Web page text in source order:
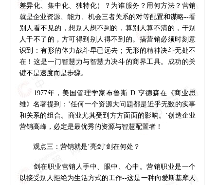
差异化、集中化、独特化）？为谁服务？用何方法？营销
就是企业资源、能力、机会三者关系的对等配置和谋略--看
别人看不见的，想别人想不到的，算别人算不清的，干别
人干不了的，方可得到别人得不到的。搞营销必须时刻意
识到：有形的体力战斗早已远去；无形的精神决斗无处不
在！这是一门智慧力与智慧力决斗的商界工具。成功的关
键不是速度而是步骤。
1977年，美国管理学家布鲁斯·D·亨德森在《商业思
维》名著提到：’任何一个资源大问题都是近乎无数的实事
和关系的组合。商业尤其受到方方面面的影响。’创造企业
营销高峰，必定是最优秀的资源与智慧配置者！
观点三：营销就是’亮剑’剑在何处？
剑在职业营销人手中、眼中、心中。营销职业是一个
以接受别人拒绝为生活方式的工作--这是一种向爱斯基摩人